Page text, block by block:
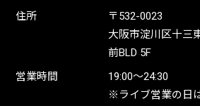
住所
〒532-0023
大阪市淀川区十三
前BLD 5F
営業時間
19:00〜24:30
※ライブ営業の日